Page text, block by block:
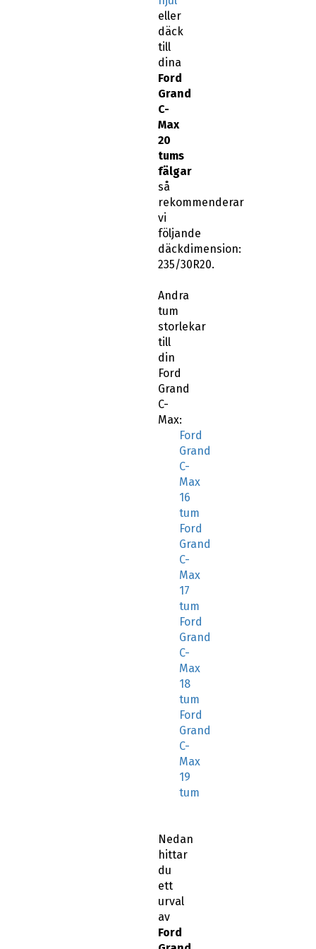
eller
däck
till
dina
Ford
Grand
C-
Max
20
tums
fälgar
så
rekommenderar
vi
följande
däckdimension:
235/30R20.
Andra
tum
storlekar
till
din
Ford
Grand
C-
Max:
Ford
Grand
C-
Max
16
tum
Ford
Grand
C-
Max
17
tum
Ford
Grand
C-
Max
18
tum
Ford
Grand
C-
Max
19
tum
Nedan
hittar
du
ett
urval
av
Ford